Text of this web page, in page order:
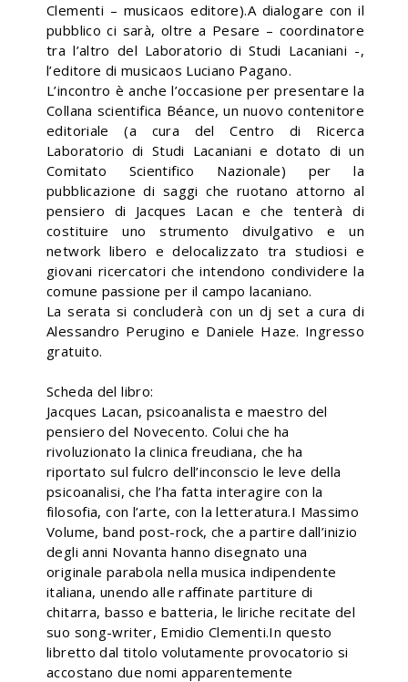
Clementi – musicaos editore).A dialogare con il
pubblico ci sarà, oltre a Pesare – coordinatore
tra l’altro del Laboratorio di Studi Lacaniani -,
l’editore di musicaos Luciano Pagano.
L’incontro è anche l’occasione per presentare la
Collana scientifica Béance, un nuovo contenitore
editoriale (a cura del Centro di Ricerca
Laboratorio di Studi Lacaniani e dotato di un
Comitato Scientifico Nazionale) per la
pubblicazione di saggi che ruotano attorno al
pensiero di Jacques Lacan e che tenterà di
costituire uno strumento divulgativo e un
network libero e delocalizzato tra studiosi e
giovani ricercatori che intendono condividere la
comune passione per il campo lacaniano.
La serata si concluderà con un dj set a cura di
Alessandro Perugino e Daniele Haze. Ingresso
gratuito.
Scheda del libro:
Jacques Lacan, psicoanalista e maestro del
pensiero del Novecento. Colui che ha
rivoluzionato la clinica freudiana, che ha
riportato sul fulcro dell’inconscio le leve della
psicoanalisi, che l’ha fatta interagire con la
filosofia, con l’arte, con la letteratura.I Massimo
Volume, band post-rock, che a partire dall’inizio
degli anni Novanta hanno disegnato una
originale parabola nella musica indipendente
italiana, unendo alle raffinate partiture di
chitarra, basso e batteria, le liriche recitate del
suo song-writer, Emidio Clementi.In questo
libretto dal titolo volutamente provocatorio si
accostano due nomi apparentemente